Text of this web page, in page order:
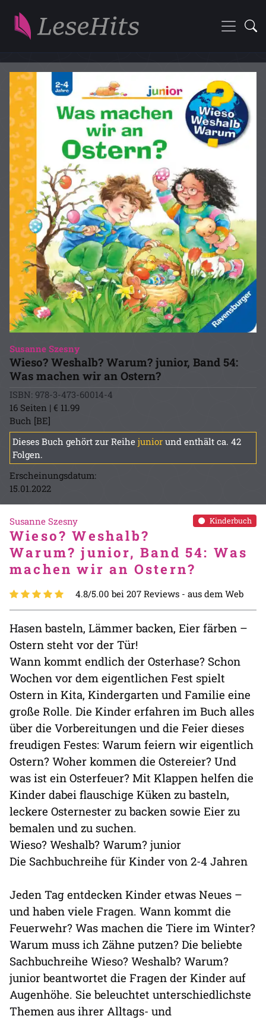
Susanne Szesny
Wieso? Weshalb? Warum? junior, Band 54:
Was machen wir an Ostern?
ISBN: 978-3-473-60014-4
16 Seiten | € 11.99
Buch [BE]
Dieses Buch gehört zur Reihe junior und enthält ca. 42
Folgen.
Erscheinungsdatum:
15.01.2022
Kinderbuch
Susanne Szesny
Wieso? Weshalb?
Warum? junior, Band 54: Was
machen wir an Ostern?
4.8/5.00 bei 207 Reviews - aus dem Web
Hasen basteln, Lämmer backen, Eier färben –
Ostern steht vor der Tür!
Wann kommt endlich der Osterhase? Schon
Wochen vor dem eigentlichen Fest spielt
Ostern in Kita, Kindergarten und Familie eine
große Rolle. Die Kinder erfahren im Buch alles
über die Vorbereitungen und die Feier dieses
freudigen Festes: Warum feiern wir eigentlich
Ostern? Woher kommen die Ostereier? Und
was ist ein Osterfeuer? Mit Klappen helfen die
Kinder dabei flauschige Küken zu basteln,
leckere Osternester zu backen sowie Eier zu
bemalen und zu suchen.
Wieso? Weshalb? Warum? junior
Die Sachbuchreihe für Kinder von 2-4 Jahren
Jeden Tag entdecken Kinder etwas Neues –
und haben viele Fragen. Wann kommt die
Feuerwehr? Was machen die Tiere im Winter?
Warum muss ich Zähne putzen? Die beliebte
Sachbuchreihe Wieso? Weshalb? Warum?
junior beantwortet die Fragen der Kinder auf
Augenhöhe. Sie beleuchtet unterschiedlichste
Themen aus ihrer Alltags- und